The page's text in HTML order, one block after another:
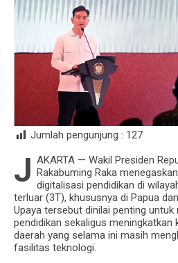
Jumlah pengunjung : 127
J AKARTA — Wakil Presiden
Rakabuming Raka
digitalisasi pendidikan di
terluar (3T), khususnya di Papua
Upaya tersebut dinilai penting
pendidikan sekaligus meningkatkan
daerah yang selama ini masih
fasilitas teknologi.